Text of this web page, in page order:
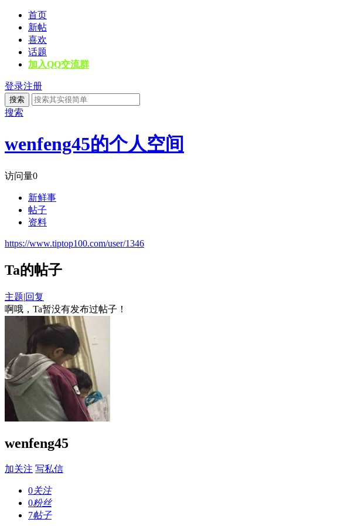
首页
新帖
喜欢
话题
加入QQ交流群
登录注册
搜索
搜索
wenfeng45的个人空间
访问量0
新鲜事
帖子
资料
https://www.tiptop100.com/user/1346
Ta的帖子
主题|回复
啊哦，Ta暂没有发布过帖子！
wenfeng45
加关注 写私信
0关注
0粉丝
7帖子